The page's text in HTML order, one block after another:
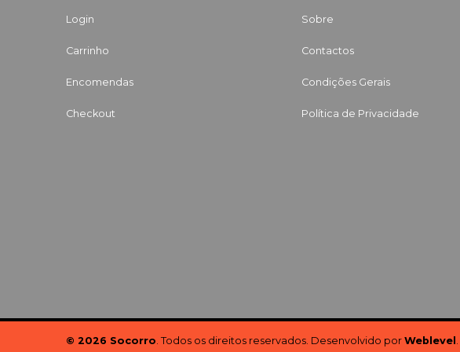
Login
Carrinho
Encomendas
Checkout
Sobre
Contactos
Condições Gerais
Política de Privacidade
© 2026 Socorro . Todos os direitos reservados. Desenvolvido por Weblevel